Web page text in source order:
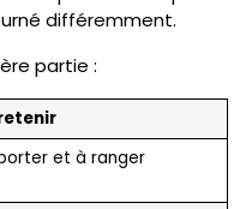
différemment.
partie :
et à ranger